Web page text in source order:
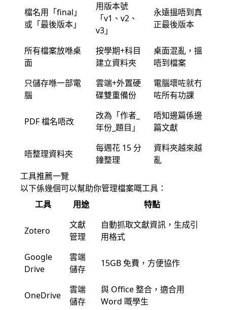
檔名用「final」
或「最後版本」
用版本號
「v1、v2、
v3」
永遠搵唔到真
正最後版本
所有檔案放喺桌
面
按學期+科目
建立資料夾
桌面混亂，搵
唔到檔案
只儲存喺一部電
腦
雲端+外置硬
碟雙重備份
電腦壞咗就冇
咗所有功課
PDF 檔名唔改
改為「作者_
年份_題目」
唔知邊篇係邊
篇文獻
唔整理資料夾
每週花 15 分
鐘整理
資料夾越來越
亂
工具推薦一覽
以下係幾個可以幫助你管理檔案嘅工具：
工具
用途 特點
Zotero
文獻
管理
自動抓取文獻資訊，生成引
用格式
Google
Drive
雲端
儲存
15GB 免費，方便協作
OneDrive
雲端
儲存
與 Office 整合，適合用
Word 嘅學生